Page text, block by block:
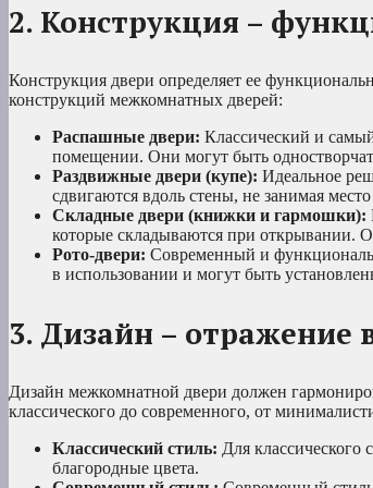
2. Конструкция –
Конструкция двери определяет ее
конструкций межкомнатных дверей:
Распашные двери: Классический и
помещении. Они могут быть
Раздвижные двери (купе): Идеальное
сдвигаются вдоль стены, не занимая
Складные двери (книжки и гармошки):
которые складываются при открывании.
Рото-двери: Современный и
в использовании и могут быть
3. Дизайн – отражение
Дизайн межкомнатной двери должен
классического до современного, от
Классический стиль: Для
благородные цвета.